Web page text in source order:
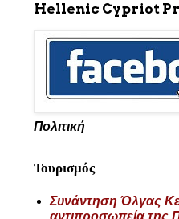
Hellenic Cypriot
Πολιτική
Τουρισμός
Συνάντηση Όλγας